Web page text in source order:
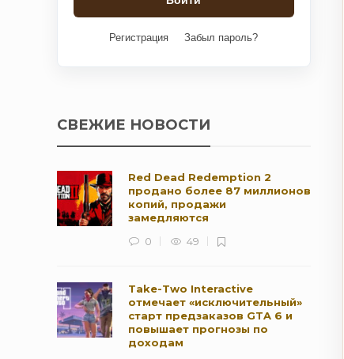
Регистрация Забыл пароль?
СВЕЖИЕ НОВОСТИ
Red Dead Redemption 2
продано более 87 миллионов
копий, продажи
замедляются
0
49
Take-Two Interactive
отмечает «исключительный»
старт предзаказов GTA 6 и
повышает прогнозы по
доходам